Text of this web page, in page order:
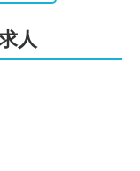
人